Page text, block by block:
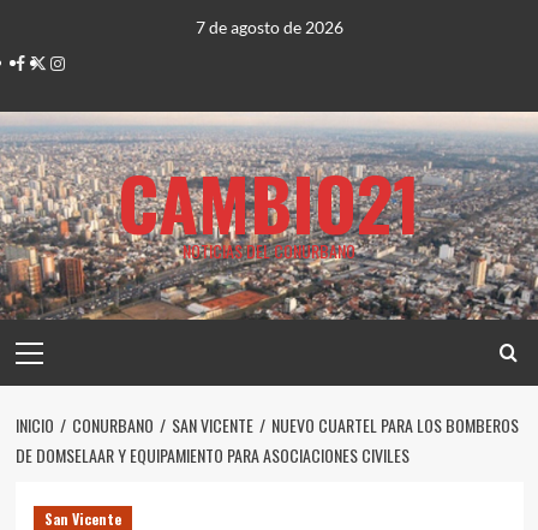
contenido
7 de agosto de 2026
Facebook
TwitterInstagram
CAMBIO21
NOTICIAS DEL CONURBANO
principal
INICIO CONURBANO SAN VICENTE
NUEVO CUARTEL PARA LOS BOMBEROS
DE DOMSELAAR Y EQUIPAMIENTO PARA ASOCIACIONES CIVILES
San Vicente